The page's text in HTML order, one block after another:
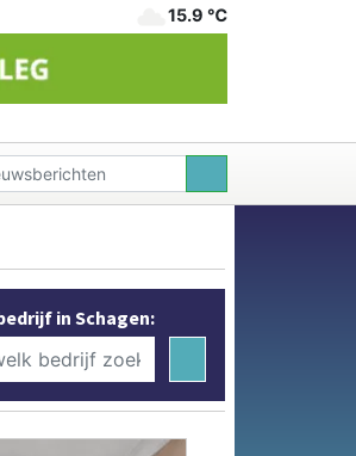
15.9 ℃
in Schagen: